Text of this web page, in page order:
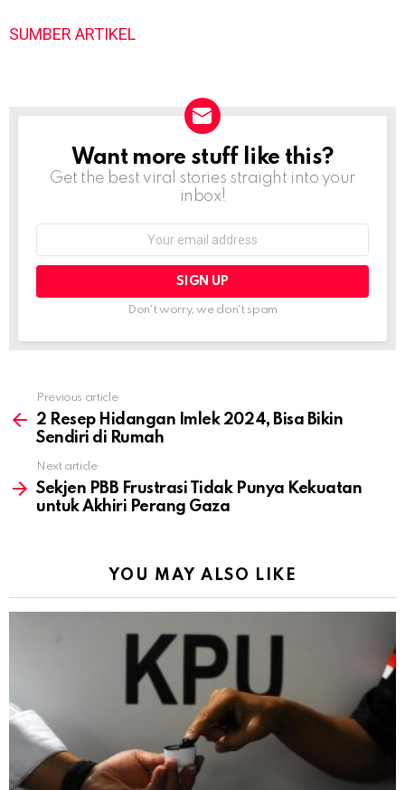
SUMBER ARTIKEL
NEWSLETTER
Want more stuff like this?
Get the best viral stories straight into your
inbox!
Don't worry, we don't spam
more
Previous article
2 Resep Hidangan Imlek 2024, Bisa Bikin
Sendiri di Rumah
Next article
Sekjen PBB Frustrasi Tidak Punya Kekuatan
untuk Akhiri Perang Gaza
YOU MAY ALSO LIKE